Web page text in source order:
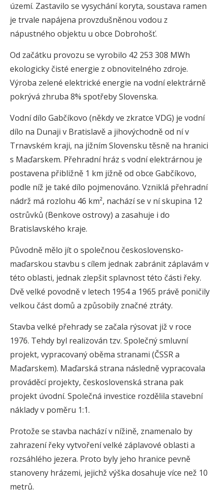
území. Zastavilo se vysychání koryta, soustava ramen
je trvale napájena provzdušněnou vodou z
nápustného objektu u obce Dobrohošť.
Od začátku provozu se vyrobilo 42 253 308 MWh
ekologicky čisté energie z obnovitelného zdroje.
Výroba zelené elektrické energie na vodní elektrárně
pokrývá zhruba 8% spotřeby Slovenska.
Vodní dílo Gabčíkovo (někdy ve zkratce VDG) je vodní
dílo na Dunaji v Bratislavě a jihovýchodně od ní v
Trnavském kraji, na jižním Slovensku těsně na hranici
s Maďarskem. Přehradní hráz s vodní elektrárnou je
postavena přibližně 1 km jižně od obce Gabčíkovo,
podle níž je také dílo pojmenováno. Vzniklá přehradní
nádrž má rozlohu 46 km², nachází se v ní skupina 12
ostrůvků (Benkove ostrovy) a zasahuje i do
Bratislavského kraje.
Původně mělo jít o společnou československo-
maďarskou stavbu s cílem jednak zabránit záplavám v
této oblasti, jednak zlepšit splavnost této části řeky.
Dvě velké povodně v letech 1954 a 1965 právě poničily
velkou část domů a způsobily značné ztráty.
Stavba velké přehrady se začala rýsovat již v roce
1976. Tehdy byl realizován tzv. Společný smluvní
projekt, vypracovaný oběma stranami (ČSSR a
Maďarskem). Maďarská strana následně vypracovala
prováděcí projekty, československá strana pak
projekt úvodní. Společná investice rozdělila stavební
náklady v poměru 1:1.
Protože se stavba nachází v nížině, znamenalo by
zahrazení řeky vytvoření velké záplavové oblasti a
rozsáhlého jezera. Proto byly jeho hranice pevně
stanoveny hrázemi, jejichž výška dosahuje více než 10
metrů.